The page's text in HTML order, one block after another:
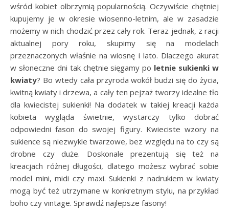
wśród kobiet olbrzymią popularnością. Oczywiście chętniej
kupujemy je w okresie wiosenno-letnim, ale w zasadzie
możemy w nich chodzić przez cały rok. Teraz jednak, z racji
aktualnej pory roku, skupimy się na modelach
przeznaczonych właśnie na wiosnę i lato. Dlaczego akurat
w słoneczne dni tak chętnie sięgamy po letnie sukienki w
kwiaty? Bo wtedy cała przyroda wokół budzi się do życia,
kwitną kwiaty i drzewa, a cały ten pejzaż tworzy idealne tło
dla kwiecistej sukienki! Na dodatek w takiej kreacji każda
kobieta wygląda świetnie, wystarczy tylko dobrać
odpowiedni fason do swojej figury. Kwieciste wzory na
sukience są niezwykle twarzowe, bez względu na to czy są
drobne czy duże. Doskonale prezentują się też na
kreacjach różnej długości, dlatego możesz wybrać sobie
model mini, midi czy maxi. Sukienki z nadrukiem w kwiaty
mogą być też utrzymane w konkretnym stylu, na przykład
boho czy vintage. Sprawdź najlepsze fasony!